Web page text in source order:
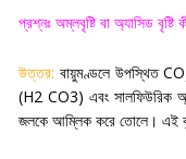
প্রশ্নঃ অম্লবৃষ্টি বা অ্যাসিড বৃষ্টি
উত্তর: বায়ুমণ্ডলে উপস্থিতCO
(H2 CO3)এবং সালফিউরিক
জলকে আম্লিক করে তোলে। এই